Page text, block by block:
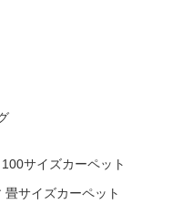
100サイズカーペット
畳サイズカーペット